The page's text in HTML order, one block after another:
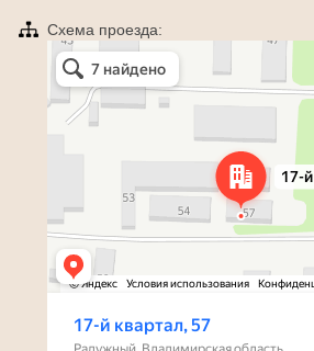
Схема проезда:
Яндекс Карты
Радужный — Яндекс Карты